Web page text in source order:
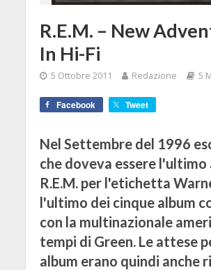
R.E.M. – New
In Hi-Fi
5 Ottobre 2011 Redazione 5
Facebook Tweet
Nel Settembre del 1996
che doveva essere l'ultimo
R.E.M. per l'etichetta
l'ultimo dei cinque album
con la multinazionale
tempi di Green. Le attese
album erano quindi anche